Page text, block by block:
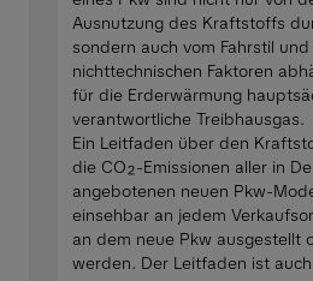
Ausnutzung des Kraftstoffs
sondern auch vom Fahrstil
nichttechnischen Faktoren
für die Erderwärmung
verantwortliche Treibhausgas.
Ein Leitfaden über den
die CO₂-Emissionen aller in
angebotenen neuen Pkw-
einsehbar an jedem
an dem neue Pkw ausgestellt
werden. Der Leitfaden ist